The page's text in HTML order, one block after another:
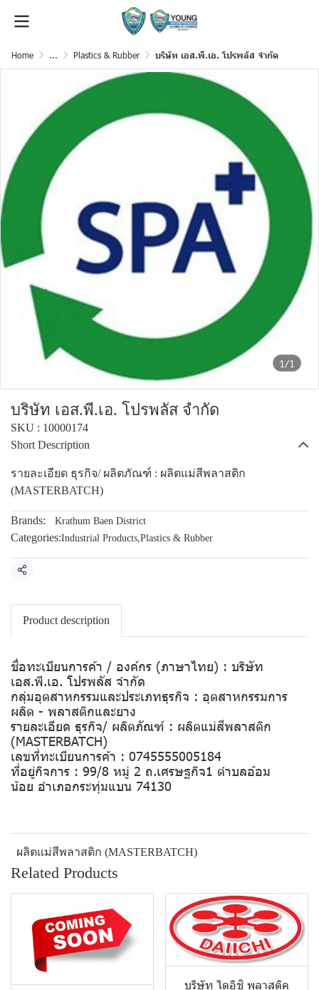
Home ... Plastics & Rubber บริษัท เอส.พี.เอ. โปรพลัส จำกัด
1/1
บริษัท เอส.พี.เอ. โปรพลัส จำกัด
SKU : 10000174
Short Description
รายละเอียด ธุรกิจ/ ผลิตภัณฑ์ : ผลิตแม่สีพลาสติก
(MASTERBATCH)
Brands: Krathum Baen District
Categories:Industrial Products,Plastics & Rubber
Share
Product description
ชื่อทะเบียนการค้า / องค์กร (ภาษาไทย) : บริษัท
เอส.พี.เอ. โปรพลัส จำกัด
กลุ่มอุตสาหกรรมและประเภทธุรกิจ : อุตสาหกรรมการ
ผลิต - พลาสติกและยาง
รายละเอียด ธุรกิจ/ ผลิตภัณฑ์ : ผลิตแม่สีพลาสติก
(MASTERBATCH)
เลขที่ทะเบียนการค้า : 0745555005184
ที่อยู่กิจการ : 99/8 หมู่ 2 ถ.เศรษฐกิจ1 ตำบลอ้อม
น้อย อำเภอกระทุ่มแบน 74130
ผลิตแม่สีพลาสติก (MASTERBATCH)
Related Products
บริษัท ไดอิชิ พลาสติค